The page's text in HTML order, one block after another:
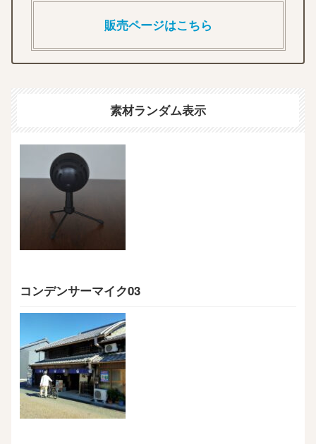
販売ページはこちら
素材ランダム表示
コンデンサーマイク03